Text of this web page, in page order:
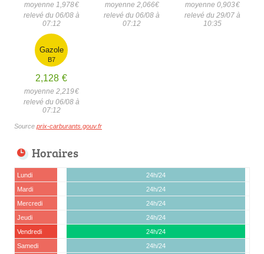
moyenne 1,978€
relevé du 06/08 à
07:12
moyenne 2,066€
relevé du 06/08 à
07:12
moyenne 0,903€
relevé du 29/07 à
10:35
Gazole
B7
2,128 €
moyenne 2,219€
relevé du 06/08 à
07:12
Source prix-carburants.gouv.fr
Horaires
Lundi
24h/24
Mardi
24h/24
Mercredi
24h/24
Jeudi
24h/24
Vendredi
24h/24
Samedi
24h/24